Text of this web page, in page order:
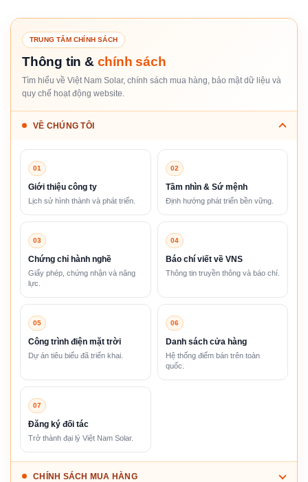
TRUNG TÂM CHÍNH SÁCH
Thông tin & chính sách
Tìm hiểu về Việt Nam Solar, chính sách mua hàng, bảo mật dữ liệu và
quy chế hoạt động website.
VỀ CHÚNG TÔI
01
Giới thiệu công ty
Lịch sử hình thành và phát triển.
02
Tầm nhìn & Sứ mệnh
Định hướng phát triển bền vững.
03
Chứng chỉ hành nghề
Giấy phép, chứng nhận và năng
lực.
04
Báo chí viết về VNS
Thông tin truyền thông và báo chí.
05
Công trình điện mặt trời
Dự án tiêu biểu đã triển khai.
06
Danh sách cửa hàng
Hệ thống điểm bán trên toàn
quốc.
07
Đăng ký đối tác
Trở thành đại lý Việt Nam Solar.
CHÍNH SÁCH MUA HÀNG